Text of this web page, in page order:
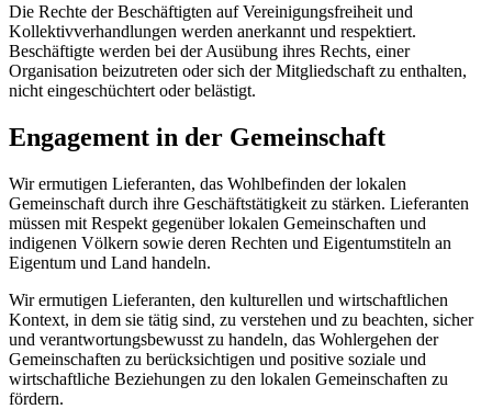
Die Rechte der Beschäftigten auf Vereinigungsfreiheit und
Kollektivverhandlungen werden anerkannt und respektiert.
Beschäftigte werden bei der Ausübung ihres Rechts, einer
Organisation beizutreten oder sich der Mitgliedschaft zu enthalten,
nicht eingeschüchtert oder belästigt.
Engagement in der Gemeinschaft
Wir ermutigen Lieferanten, das Wohlbefinden der lokalen
Gemeinschaft durch ihre Geschäftstätigkeit zu stärken. Lieferanten
müssen mit Respekt gegenüber lokalen Gemeinschaften und
indigenen Völkern sowie deren Rechten und Eigentumstiteln an
Eigentum und Land handeln.
Wir ermutigen Lieferanten, den kulturellen und wirtschaftlichen
Kontext, in dem sie tätig sind, zu verstehen und zu beachten, sicher
und verantwortungsbewusst zu handeln, das Wohlergehen der
Gemeinschaften zu berücksichtigen und positive soziale und
wirtschaftliche Beziehungen zu den lokalen Gemeinschaften zu
fördern.